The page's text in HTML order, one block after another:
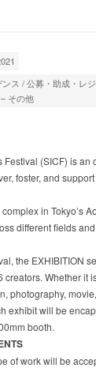
ス /公募・助成・レ
その他
(SICF) is an
foster, and
in Tokyo’s
different fields
the EXHIBITION
Whether it
photography,
exhibit will be
booth.
of work will be